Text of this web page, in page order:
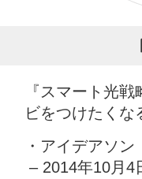
『スマート光
ビをつけたくな
・アイデアソ
– 2014年10月4